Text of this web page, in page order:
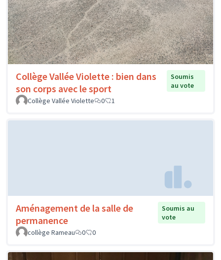
Collège Vallée Violette : bien dans
son corps avec le sport
Soumis
au vote
Collège Vallée Violette
0 1
Aménagement de la salle de
permanence
Soumis au
vote
collège Rameau
0 0